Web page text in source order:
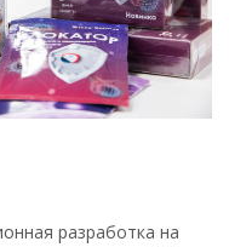
разработка на